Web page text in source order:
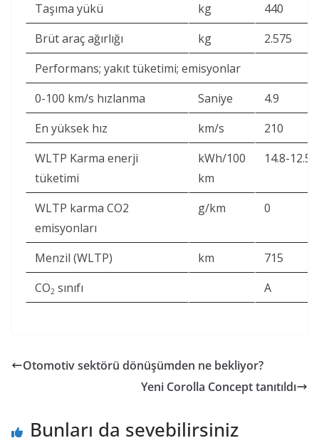
Taşıma yükü
kg
440
Brüt araç ağırlığı
kg
2.575
Performans; yakıt tüketimi; emisyonlar
0-100 km/s hızlanma
Saniye
4.9
En yüksek hız
km/s
210
WLTP Karma enerji
tüketimi
kWh/100
km
14.8-12.5
WLTP karma CO2
emisyonları
g/km 0
Menzil (WLTP) km
715
CO2 sınıfı A
Otomotiv sektörü dönüşümden ne bekliyor?
Yeni Corolla Concept tanıtıldı
Bunları da sevebilirsiniz